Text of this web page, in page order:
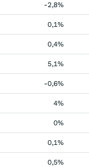
-2,8%
0,1%
0,4%
5,1%
-0,6%
4%
0%
0,1%
0,5%